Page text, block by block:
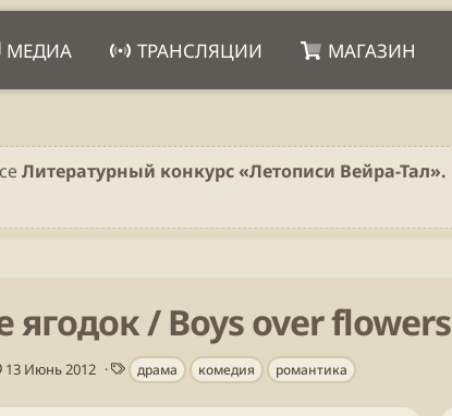
МЕДИА ТРАНСЛЯЦИИ МАГАЗИН
Литературный конкурс «Летописи Вейра-Тал».
ягодок / Boys over flowers
Д
т
13 Июнь 2012
Т
е
г
драма комедия романтика